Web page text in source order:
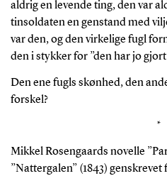
aldrig en levende ting, den var
tinsoldaten en genstand med
var den, og den virkelige fugl
den i stykker for ”den har jo
Den ene fugls skønhed, den
forskel?
*
Mikkel Rosengaards novelle
”Nattergalen” (1843)